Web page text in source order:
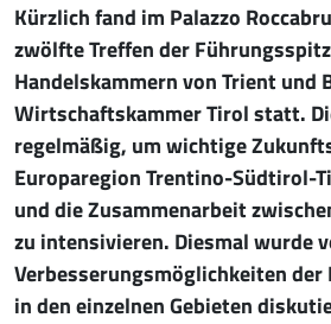
Kürzlich fand im Palazzo
zwölfte Treffen der
Handelskammern von Trient und
Wirtschaftskammer Tirol statt.
regelmäßig, um wichtige
Europaregion Trentino-Südtirol-
und die Zusammenarbeit
zu intensivieren. Diesmal wurde
Verbesserungsmöglichkeiten
in den einzelnen Gebieten